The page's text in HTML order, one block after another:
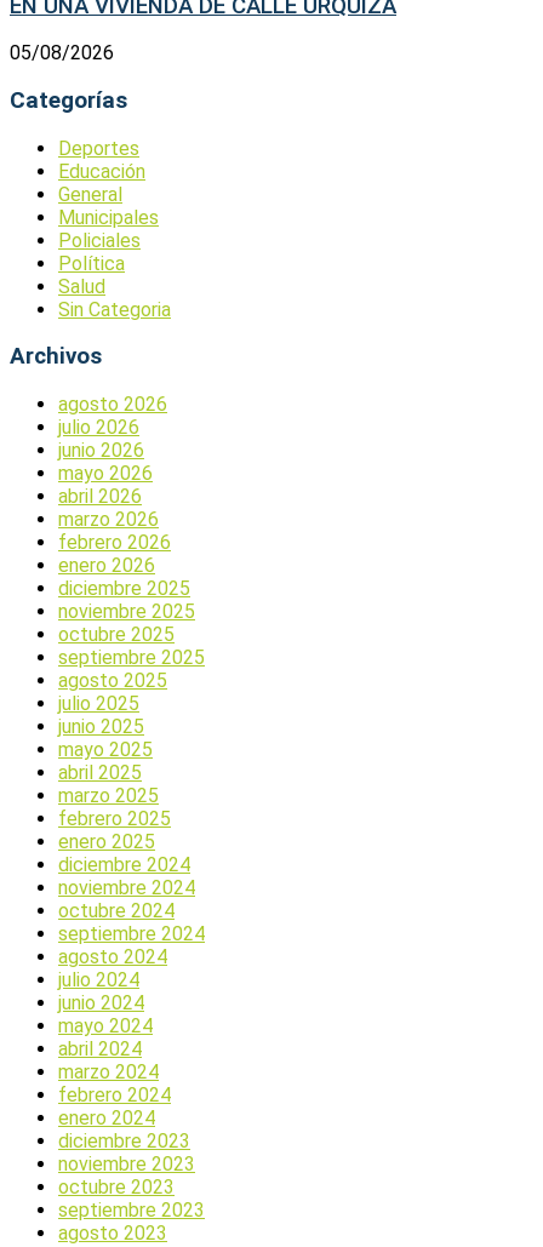
EN UNA VIVIENDA DE CALLE URQUIZA
05/08/2026
Categorías
Deportes
Educación
General
Municipales
Policiales
Política
Salud
Sin Categoria
Archivos
agosto 2026
julio 2026
junio 2026
mayo 2026
abril 2026
marzo 2026
febrero 2026
enero 2026
diciembre 2025
noviembre 2025
octubre 2025
septiembre 2025
agosto 2025
julio 2025
junio 2025
mayo 2025
abril 2025
marzo 2025
febrero 2025
enero 2025
diciembre 2024
noviembre 2024
octubre 2024
septiembre 2024
agosto 2024
julio 2024
junio 2024
mayo 2024
abril 2024
marzo 2024
febrero 2024
enero 2024
diciembre 2023
noviembre 2023
octubre 2023
septiembre 2023
agosto 2023